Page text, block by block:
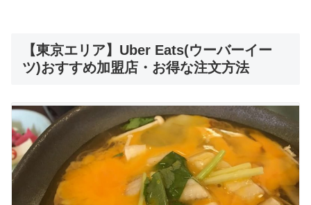
【東京エリア】Uber Eats(ウーバーイー
ツ)おすすめ加盟店・お得な注文方法